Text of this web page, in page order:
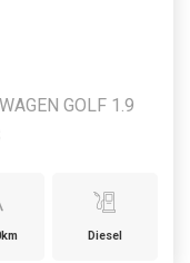
GOLF 1.9
Diesel